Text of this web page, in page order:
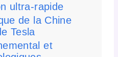
ultra-rapide
de la Chine
Tesla
et